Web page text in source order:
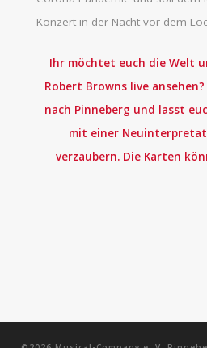
Konzert in der Nacht vor dem
Ihr möchtet euch die Welt
Robert Browns live
nach Pinneberg und lasst
mit einer
verzaubern. Die Karten